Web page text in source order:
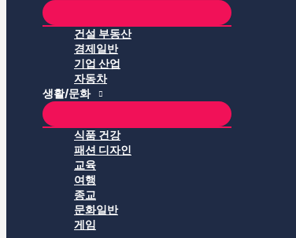
건설 부동산
경제일반
기업 산업
자동차
생활/문화
식품 건강
패션 디자인
교육
여행
종교
문화일반
게임